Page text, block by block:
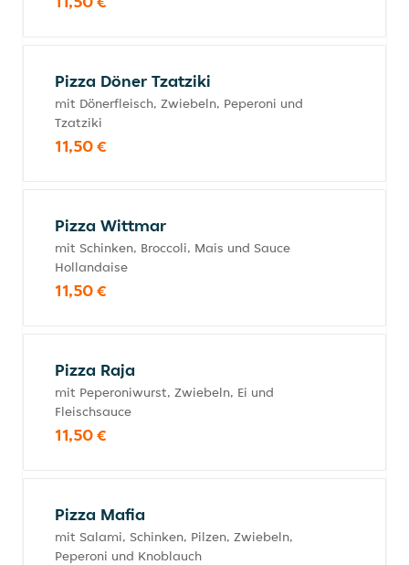
Pizza Döner Tzatziki
mit Dönerfleisch, Zwiebeln, Peperoni und
Tzatziki
11,50 €
Pizza Wittmar
mit Schinken, Broccoli, Mais und Sauce
Hollandaise
11,50 €
Pizza Raja
mit Peperoniwurst, Zwiebeln, Ei und
Fleischsauce
11,50 €
Pizza Mafia
mit Salami, Schinken, Pilzen, Zwiebeln,
Peperoni und Knoblauch